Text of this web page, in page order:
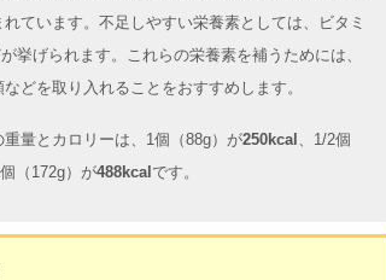
ています。不足しやすい栄養素としては、ビタミ
挙げられます。これらの栄養素を補うためには、
どを取り入れることをおすすめします。
量とカロリーは、1個（88g）が250kcal 、1/2個
（172g）が488kcal です。